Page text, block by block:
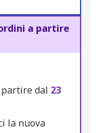
a partire
dal 23
la nuova